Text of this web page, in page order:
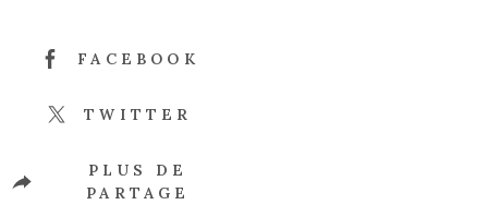
FACEBOOK
TWITTER
PLUS DE
PARTAGE